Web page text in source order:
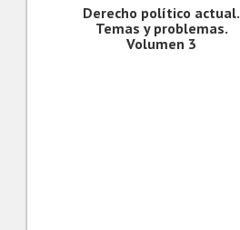
Derecho político actual.
Temas y problemas.
Volumen 3